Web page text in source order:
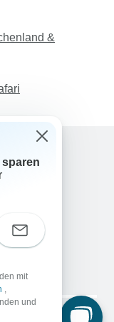
&
sparen
mit
,
und